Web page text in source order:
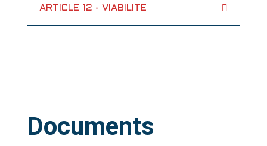
ARTICLE 12 - VIABILITE
Documents